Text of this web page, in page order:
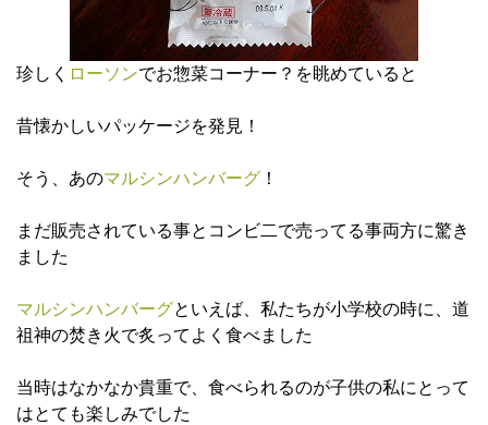
珍しく ローソンでお惣菜コーナー？を眺めていると
昔懐かしいパッケージを発見！
そう、あのマルシンハンバーグ ！
まだ販売されている事とコンビ二で売ってる事両方に驚き
ました
マルシンハンバーグといえば、私たちが小学校の時に、道
祖神の焚き火で炙ってよく食べました
当時はなかなか貴重で、食べられるのが子供の私にとって
はとても楽しみでした